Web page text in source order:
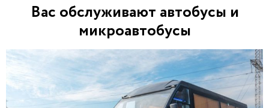
Вас обслуживают автобусы и
микроавтобусы